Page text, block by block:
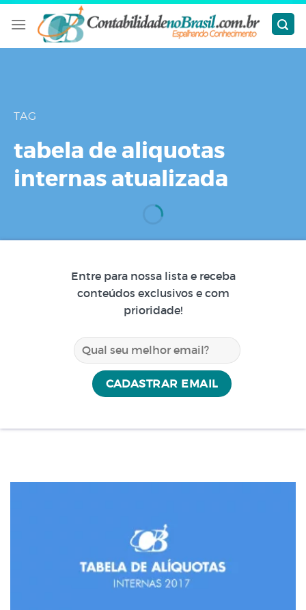
Skip
TAG
tabela de aliquotas
internas atualizada
Entre para nossa lista e receba
conteúdos exclusivos e com
prioridade!